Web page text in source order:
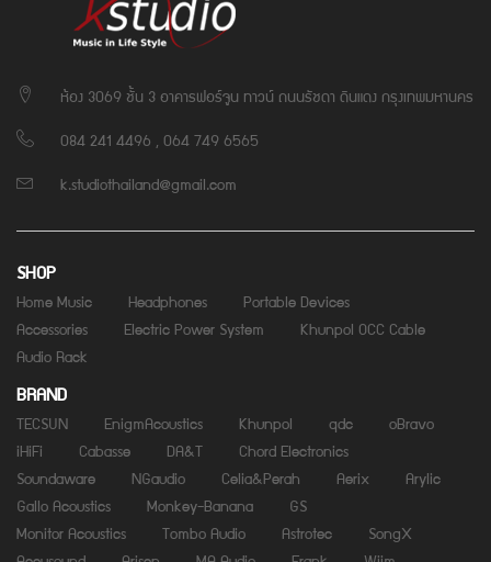
ห้อง 3069 ชั้น 3 อาคารฟอร์จูน ทาวน์ ถนนรัชดา ดินแดง กรุงเทพมหานคร
084 241 4496 , 064 749 6565
k.studiothailand@gmail.com
SHOP
Home Music Headphones
Portable Devices
Accessories
Electric Power System
Khunpol OCC Cable
Audio Rack
BRAND
TECSUN EnigmAcoustics Khunpol qdc
oBravo
iHiFi
Cabasse DA&T
Chord Electronics
Soundaware
NGaudio Celia&Perah Aerix
Arylic
Gallo Acoustics
Monkey-Banana
GS
Monitor Acoustics
Tombo Audio Astrotec
SongX